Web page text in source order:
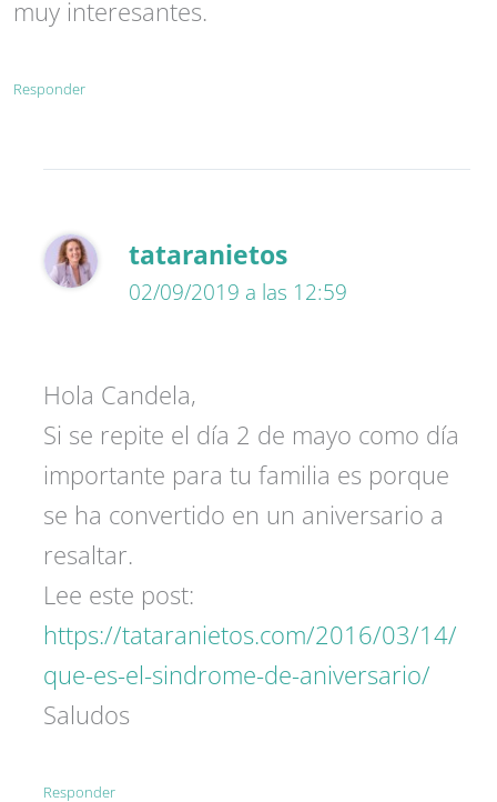
muy interesantes.
Responder
tataranietos
02/09/2019 a las 12:59
Hola Candela,
Si se repite el día 2 de mayo como día
importante para tu familia es porque
se ha convertido en un aniversario a
resaltar.
Lee este post:
https://tataranietos.com/2016/03/14/
que-es-el-sindrome-de-aniversario/
Saludos
Responder